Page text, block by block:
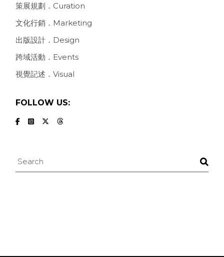
策展規劃．Curation
文化行銷．Marketing
出版設計．Design
跨域活動．Events
視覺記述．Visual
FOLLOW US:
Search